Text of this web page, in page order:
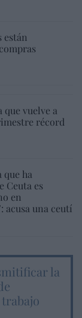
están
que vuelve a
récord
que ha
Ceuta es
en
acusa una ceutí
la